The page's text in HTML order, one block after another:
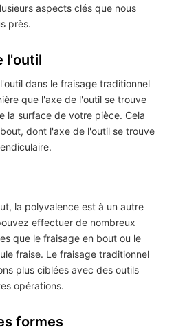
aspects clés que nous
près.
l'outil
dans le fraisage traditionnel
que l'axe de l'outil se trouve
la surface de votre pièce. Cela
dont l'axe de l'outil se trouve
la polyvalence est à un autre
effectuer de nombreux
que le fraisage en bout ou le
fraise. Le fraisage traditionnel
plus ciblées avec des outils
opérations.
formes